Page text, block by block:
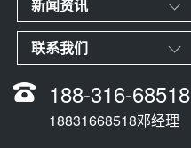
新闻资讯
联系我们
188-316-68518
18831668518邓经理